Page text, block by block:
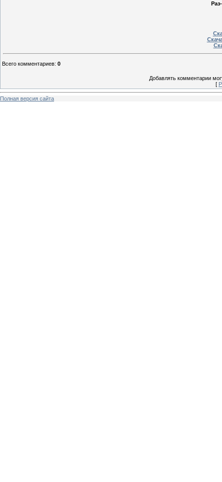
Всего комментариев: 0
Добавлять комментарии
[
Полная версия сайта